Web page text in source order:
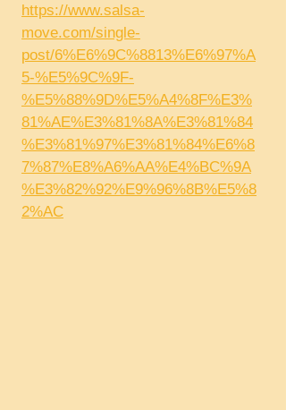
https://www.salsa-
move.com/single-
post/6%E6%9C%8813%E6%97%A
5-%E5%9C%9F-
%E5%88%9D%E5%A4%8F%E3%
81%AE%E3%81%8A%E3%81%84
%E3%81%97%E3%81%84%E6%8
7%87%E8%A6%AA%E4%BC%9A
%E3%82%92%E9%96%8B%E5%8
2%AC